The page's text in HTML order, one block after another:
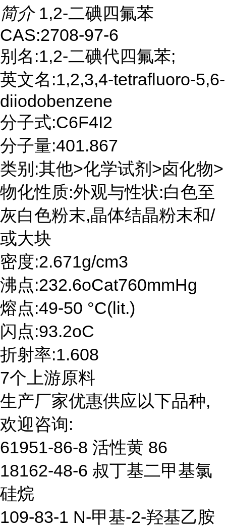
简介 1,2-二碘四氟苯
CAS:2708-97-6
别名:1,2-二碘代四氟苯;
英文名:1,2,3,4-tetrafluoro-5,6-
diiodobenzene
分子式:C6F4I2
分子量:401.867
类别:其他>化学试剂>卤化物>
物化性质:外观与性状:白色至
灰白色粉末,晶体结晶粉末和/
或大块
密度:2.671g/cm3
沸点:232.6oCat760mmHg
熔点:49-50 °C(lit.)
闪点:93.2oC
折射率:1.608
7个上游原料
生产厂家优惠供应以下品种,
欢迎咨询:
61951-86-8 活性黄 86
18162-48-6 叔丁基二甲基氯
硅烷
109-83-1 N-甲基-2-羟基乙胺